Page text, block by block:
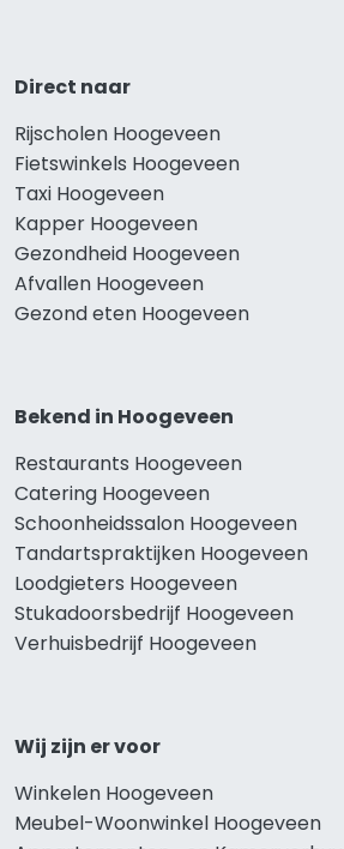
Direct naar
Rijscholen Hoogeveen
Fietswinkels Hoogeveen
Taxi Hoogeveen
Kapper Hoogeveen
Gezondheid Hoogeveen
Afvallen Hoogeveen
Gezond eten Hoogeveen
Bekend in Hoogeveen
Restaurants Hoogeveen
Catering Hoogeveen
Schoonheidssalon Hoogeveen
Tandartspraktijken Hoogeveen
Loodgieters Hoogeveen
Stukadoorsbedrijf Hoogeveen
Verhuisbedrijf Hoogeveen
Wij zijn er voor
Winkelen Hoogeveen
Meubel-Woonwinkel Hoogeveen